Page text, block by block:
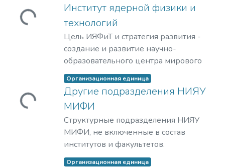
Загружается...
Институт ядерной физики и
технологий
Цель ИЯФиТ и стратегия развития -
создание и развитие научно-
образовательного центра мирового
уровня в области ядерной физики и
технологий, радиационного
материаловедения, физики
элементарных частиц, астрофизики и
космофизики.
Загружается...
Организационная единица
Другие подразделения НИЯУ
МИФИ
Структурные подразделения НИЯУ
МИФИ, не включенные в состав
институтов и факультетов.
Организационная единица